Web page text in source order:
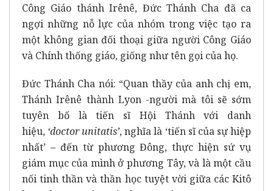
Công Giáo thánh Irênê, Đức Thánh Cha đã ca
ngợi những nỗ lực của nhóm trong việc tạo ra
một không gian đối thoại giữa người Công Giáo
và Chính thống giáo, giống như tên gọi của họ.
Đức Thánh Cha nói: “Quan thầy của anh chị em,
Thánh Irênê thành Lyon -người mà tôi sẽ sớm
tuyên bố là tiến sĩ Hội Thánh với danh
hiệu, ‘doctor unitatis’, nghĩa là ‘tiến sĩ của sự hiệp
nhất’ – đến từ phương Đông, thực hiện sứ vụ
giám mục của mình ở phương Tây, và là một cầu
nối tinh thần và thần học tuyệt vời giữa các Kitô